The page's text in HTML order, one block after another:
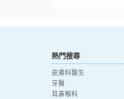
熱門搜尋
皮膚科醫生
牙醫
耳鼻喉科